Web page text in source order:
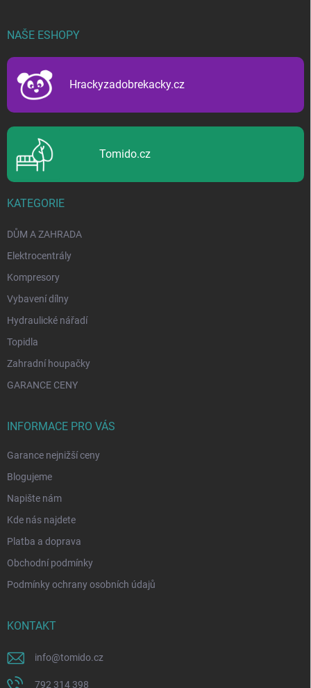
NAŠE ESHOPY
Hrackyzadobrekacky.cz
Tomido.cz
KATEGORIE
DŮM A ZAHRADA
Elektrocentrály
Kompresory
Vybavení dílny
Hydraulické nářadí
Topidla
Zahradní houpačky
GARANCE CENY
INFORMACE PRO VÁS
Garance nejnižší ceny
Blogujeme
Napište nám
Kde nás najdete
Platba a doprava
Obchodní podmínky
Podmínky ochrany osobních údajů
KONTAKT
info@tomido.cz
792 314 398